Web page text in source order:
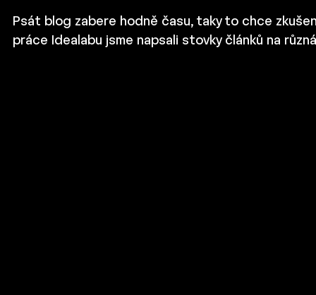
Psát blog zabere hodně času, taky to chce
práce Idealabu jsme napsali stovky článků na